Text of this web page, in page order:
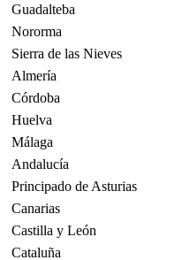
Guadalteba
Nororma
Sierra de las Nieves
Almería
Córdoba
Huelva
Málaga
Andalucía
Principado de Asturias
Canarias
Castilla y León
Cataluña